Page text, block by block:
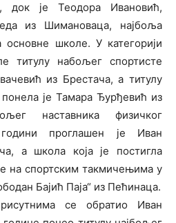
док је Теодора Ивановић,
из Шимановаца, најбоља
основне школе. У категорији
титулу набољег спортисте
из Брестача, а титулу
је Тамара Ђурђевић из
наставника физичког
проглашен је Иван
а школа која је постигла
на спортским такмичењима у
Бајић Паја“ из Пећинаца.
се обратио Иван